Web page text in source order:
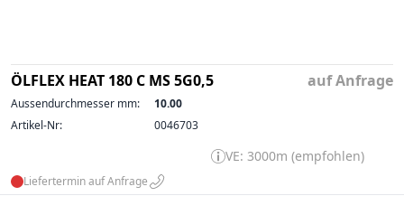
ÖLFLEX HEAT 180 C MS 5G0,5 auf Anfrage
Aussendurchmesser mm:
10.00
Artikel-Nr:
0046703
VE: 3000m (empfohlen)
Liefertermin auf Anfrage